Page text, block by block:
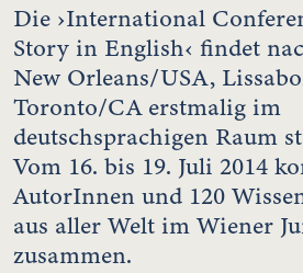
Die ›International
Story in English‹ findet
New Orleans/USA,
Toronto/CA erstmalig im
deutschsprachigen Raum
Vom 16. bis 19. Juli 2014
AutorInnen und 120
aus aller Welt im Wiener
zusammen.